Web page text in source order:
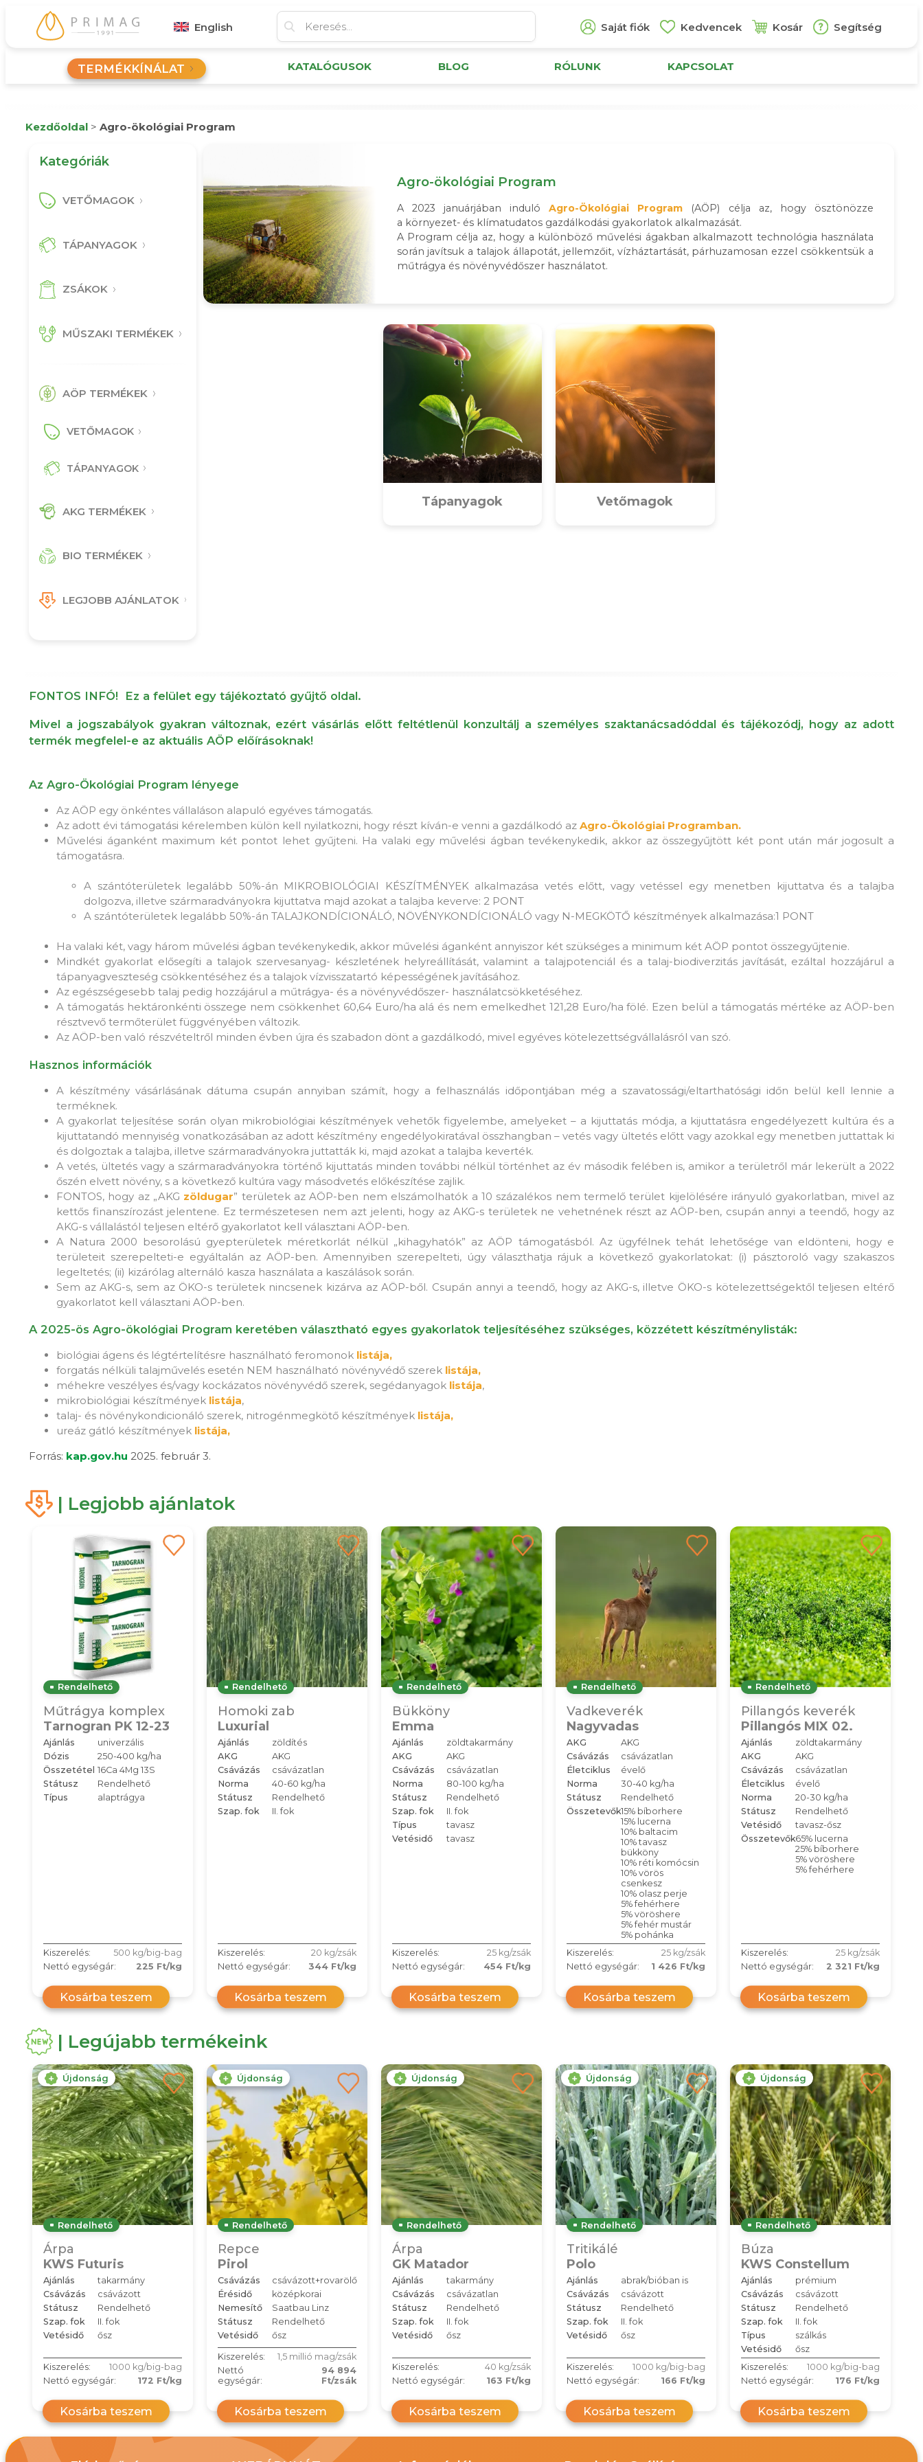
English Saját fiók Kedvencek Kosár Segítség
TERMÉKKÍNÁLAT KATALÓGUSOK BLOG RÓLUNK KAPCSOLAT
Kezdőoldal > Agro-ökológiai Program
Kategóriák
VETŐMAGOK
TÁPANYAGOK
ZSÁKOK
MŰSZAKI TERMÉKEK
AÖP TERMÉKEK
VETŐMAGOK
TÁPANYAGOK
AKG TERMÉKEK
BIO TERMÉKEK
LEGJOBB AJÁNLATOK
Agro-ökológiai Program
A 2023 januárjában indulóAgro-Ökológiai Program (AÖP) célja az, hogy ösztönözze
a környezet- és klímatudatos gazdálkodási gyakorlatok alkalmazását.
A Program célja az, hogy a különböző művelési ágakban alkalmazott technológia használata
során javítsuk a talajok állapotát, jellemzőit, vízháztartását, párhuzamosan ezzel csökkentsük a
műtrágya és növényvédőszer használatot.
Tápanyagok Vetőmagok
FONTOS INFÓ! Ez a felület egy tájékoztató gyűjtő oldal.
Mivel a jogszabályok gyakran változnak, ezért vásárlás előtt feltétlenül konzultálj a személyes szaktanácsadóddal és tájékozódj, hogy az adott
termék megfelel-e az aktuális AÖP előírásoknak!
Az Agro-Ökológiai Program lényege
Az AÖP egy önkéntes vállaláson alapuló egyéves támogatás.
Az adott évi támogatási kérelemben külön kell nyilatkozni, hogy részt kíván-e venni a gazdálkodó az Agro-Ökológiai Programban.
Művelési áganként maximum két pontot lehet gyűjteni. Ha valaki egy művelési ágban tevékenykedik, akkor az összegyűjtött két pont után már jogosult a
támogatásra.
A szántóterületek legalább 50%-án MIKROBIOLÓGIAI KÉSZÍTMÉNYEK alkalmazása vetés előtt, vagy vetéssel egy menetben kijuttatva és a talajba
dolgozva, illetve szármaradványokra kijuttatva majd azokat a talajba keverve: 2 PONT
A szántóterületek legalább 50%-án TALAJKONDÍCIONÁLÓ, NÖVÉNYKONDÍCIONÁLÓ vagy N-MEGKÖTŐ készítmények alkalmazása:1 PONT
Ha valaki két, vagy három művelési ágban tevékenykedik, akkor művelési áganként annyiszor két szükséges a minimum két AÖP pontot összegyűjtenie.
Mindkét gyakorlat elősegíti a talajok szervesanyag- készletének helyreállítását, valamint a talajpotenciál és a talaj-biodiverzitás javítását, ezáltal hozzájárul a
tápanyagveszteség csökkentéséhez és a talajok vízvisszatartó képességének javításához.
Az egészségesebb talaj pedig hozzájárul a műtrágya- és a növényvédőszer- használatcsökketéséhez.
A támogatás hektáronkénti összege nem csökkenhet 60,64 Euro/ha alá és nem emelkedhet 121,28 Euro/ha fölé. Ezen belül a támogatás mértéke az AÖP-ben
résztvevő termőterület függvényében változik.
Az AÖP-ben való részvételtről minden évben újra és szabadon dönt a gazdálkodó, mivel egyéves kötelezettségvállalásról van szó.
Hasznos információk
A készítmény vásárlásának dátuma csupán annyiban számít, hogy a felhasználás időpontjában még a szavatossági/eltarthatósági időn belül kell lennie a
terméknek.
A gyakorlat teljesítése során olyan mikrobiológiai készítmények vehetők figyelembe, amelyeket – a kijuttatás módja, a kijuttatásra engedélyezett kultúra és a
kijuttatandó mennyiség vonatkozásában az adott készítmény engedélyokiratával összhangban – vetés vagy ültetés előtt vagy azokkal egy menetben juttattak ki
és dolgoztak a talajba, illetve szármaradványokra juttatták ki, majd azokat a talajba keverték.
A vetés, ültetés vagy a szármaradványokra történő kijuttatás minden további nélkül történhet az év második felében is, amikor a területről már lekerült a 2022
őszén elvett növény, s a következő kultúra vagy másodvetés előkészítése zajlik.
FONTOS, hogy az „AKG zöldugar” területek az AÖP-ben nem elszámolhatók a 10 százalékos nem termelő terület kijelölésére irányuló gyakorlatban, mivel az
kettős finanszírozást jelentene. Ez természetesen nem azt jelenti, hogy az AKG-s területek ne vehetnének részt az AÖP-ben, csupán annyi a teendő, hogy az
AKG-s vállalástól teljesen eltérő gyakorlatot kell választani AÖP-ben.
A Natura 2000 besorolású gyepterületek méretkorlát nélkül „kihagyhatók” az AÖP támogatásból. Az ügyfélnek tehát lehetősége van eldönteni, hogy e
területeit szerepelteti-e egyáltalán az AÖP-ben. Amennyiben szerepelteti, úgy választhatja rájuk a következő gyakorlatokat: (i) pásztoroló vagy szakaszos
legeltetés; (ii) kizárólag alternáló kasza használata a kaszálások során.
Sem az AKG-s, sem az ÖKO-s területek nincsenek kizárva az AÖP-ből. Csupán annyi a teendő, hogy az AKG-s, illetve ÖKO-s kötelezettségektől teljesen eltérő
gyakorlatot kell választani AÖP-ben.
A 2025-ös Agro-ökológiai Program keretében választható egyes gyakorlatok teljesítéséhez szükséges, közzétett készítménylisták:
biológiai ágens és légtértelítésre használható feromonok listája,
forgatás nélküli talajművelés esetén NEM használható növényvédő szerek listája,
méhekre veszélyes és/vagy kockázatos növényvédő szerek, segédanyagok listája,
mikrobiológiai készítmények listája,
talaj- és növénykondicionáló szerek, nitrogénmegkötő készítmények listája,
ureáz gátló készítmények listája,
Forrás: kap.gov.hu 2025. február 3.
| Legjobb ajánlatok
Rendelhető
Műtrágya komplex
Tarnogran PK 12-23
Ajánlás
univerzális
Dózis
250-400 kg/ha
Összetétel 16Ca 4Mg 13S
Státusz
Rendelhető
Típus
alaptrágya
Kiszerelés:
500 kg/big-bag
Nettó egységár:
225 Ft/kg
Kosárba teszem
Rendelhető
Homoki zab
Luxurial
Ajánlás
zöldítés
AKG
AKG
Csávázás
csávázatlan
Norma
40-60 kg/ha
Státusz
Rendelhető
Szap. fok
II. fok
Kiszerelés:
20 kg/zsák
Nettó egységár:
344 Ft/kg
Kosárba teszem
Rendelhető
Bükköny
Emma
Ajánlás
zöldtakarmány
AKG
AKG
Csávázás
csávázatlan
Norma
80-100 kg/ha
Státusz
Rendelhető
Szap. fok
II. fok
Típus
tavasz
Vetésidő
tavasz
Kiszerelés:
25 kg/zsák
Nettó egységár:
454 Ft/kg
Kosárba teszem
Rendelhető
Vadkeverék
Nagyvadas
AKG
AKG
Csávázás
csávázatlan
Életciklus
évelő
Norma
30-40 kg/ha
Státusz
Rendelhető
Összetevők15% bíborhere
15% lucerna
10% baltacim
10% tavasz
bükköny
10% réti komócsin
10% vörös
csenkesz
10% olasz perje
5% fehérhere
5% vöröshere
5% fehér mustár
5% pohánka
Kiszerelés:
25 kg/zsák
Nettó egységár:
1 426 Ft/kg
Kosárba teszem
Rendelhető
Pillangós keverék
Pillangós MIX 02.
Ajánlás
zöldtakarmány
AKG
AKG
Csávázás
csávázatlan
Életciklus
évelő
Norma
20-30 kg/ha
Státusz
Rendelhető
Vetésidő
tavasz-ősz
Összetevők65% lucerna
25% bíborhere
5% vöröshere
5% fehérhere
Kiszerelés:
25 kg/zsák
Nettó egységár:
2 321 Ft/kg
Kosárba teszem
| Legújabb termékeink
Újdonság
Rendelhető
Árpa
KWS Futuris
Ajánlás
takarmány
Csávázás
csávázott
Státusz
Rendelhető
Szap. fok
II. fok
Vetésidő
ősz
Kiszerelés:
1000 kg/big-bag
Nettó egységár:
172 Ft/kg
Kosárba teszem
Újdonság
Rendelhető
Repce
Pirol
Csávázás
csávázott+rovarölő
Érésidő
középkorai
Nemesítő
Saatbau Linz
Státusz
Rendelhető
Vetésidő
ősz
Kiszerelés:
1,5 millió mag/zsák
Nettó
egységár:
94 894
Ft/zsák
Kosárba teszem
Újdonság
Rendelhető
Árpa
GK Matador
Ajánlás
takarmány
Csávázás
csávázatlan
Státusz
Rendelhető
Szap. fok
II. fok
Vetésidő
ősz
Kiszerelés:
40 kg/zsák
Nettó egységár:
163 Ft/kg
Kosárba teszem
Újdonság
Rendelhető
Tritikálé
Polo
Ajánlás
abrak/bióban is
Csávázás
csávázott
Státusz
Rendelhető
Szap. fok
II. fok
Vetésidő
ősz
Kiszerelés:
1000 kg/big-bag
Nettó egységár:
166 Ft/kg
Kosárba teszem
Újdonság
Rendelhető
Búza
KWS Constellum
Ajánlás
prémium
Csávázás
csávázott
Státusz
Rendelhető
Szap. fok
II. fok
Típus
szálkás
Vetésidő
ősz
Kiszerelés:
1000 kg/big-bag
Nettó egységár:
176 Ft/kg
Kosárba teszem